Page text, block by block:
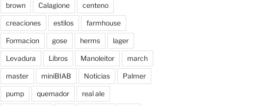
brown Calagione centeno
creaciones estilos farmhouse
Formacion gose herms lager
Levadura Libros Manoleitor march
master miniBIAB Noticias Palmer
pump quemador real ale